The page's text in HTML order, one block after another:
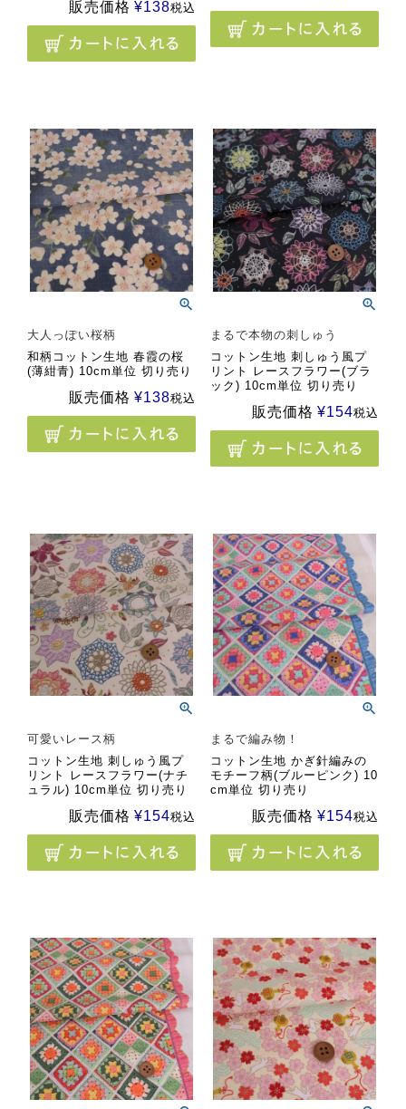
販売価格 ¥138税込
大人っぽい桜柄
和柄コットン生地 春霞の桜
(薄紺青) 10cm単位 切り売り
販売価格 ¥138税込
まるで本物の刺しゅう
コットン生地 刺しゅう風プ
リント レースフラワー(ブラ
ック) 10cm単位 切り売り
販売価格 ¥154税込
可愛いレース柄
コットン生地 刺しゅう風プ
リント レースフラワー(ナチ
ュラル) 10cm単位 切り売り
販売価格 ¥154税込
まるで編み物！
コットン生地 かぎ針編みの
モチーフ柄(ブルーピンク) 10
cm単位 切り売り
販売価格 ¥154税込